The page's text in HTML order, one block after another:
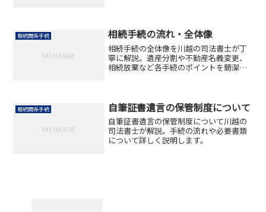
相続関係手続 相続手続の流れ・全体像
相続手続の全体像を川越の司法書士が丁
寧に解説。遺産分割や不動産名義変更、
相続放棄など各手続のポイントを簡潔に
相続関係手続 自筆証書遺言の保管制度について
自筆証書遺言の保管制度について川越の
司法書士が解説。手続の流れや必要書類
について詳しく説明します。